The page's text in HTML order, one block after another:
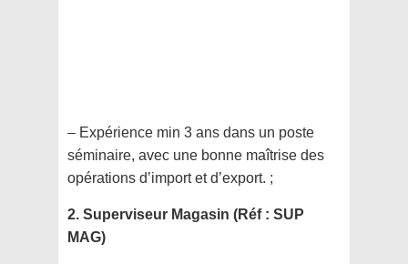
– Expérience min 3 ans dans un poste
séminaire, avec une bonne maîtrise des
opérations d’import et d’export. ;
2. Superviseur Magasin (Réf : SUP
MAG)